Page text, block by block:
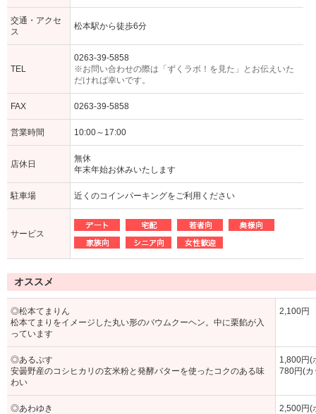
交通・アクセ
ス
松本駅から徒歩6分
TEL
0263-39-5858
※お問い合わせの際は「ずくラボ！を見た」とお伝えいた
だければ幸いです。
FAX 0263-39-5858
営業時間 10:00～17:00
店休日
無休
年末年始お休みいたします
駐車場 近くのコインパーキングをご利用ください
サービス
オススメ
◎松本てまりん
松本てまりをイメージした丸い形のバウムクーヘン。中に栗餡が入
っています
2,100円
◎あるぷす
安曇野産のコシヒカリの玄米粉と発酵バターを使ったコクのある味
わい
1,800円(
780円(カ
◎あわゆき
2,500円(